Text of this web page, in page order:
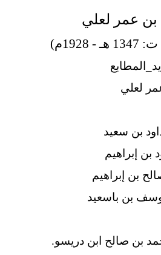
بن عمر لعلي
المطابع
لعلي
بن سعيد
بن إبراهيم
بن إبراهيم
بن باسعيد
بن صالح ابن دريسو.